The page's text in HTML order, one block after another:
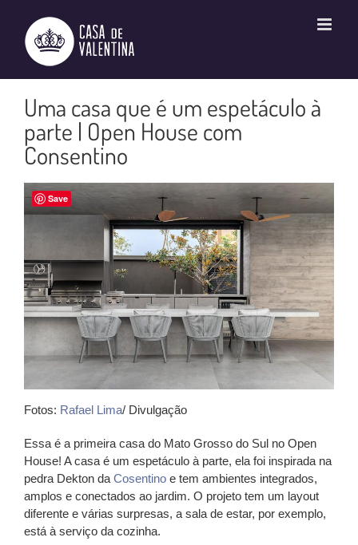
conteúdo
Uma casa que é um espetáculo à
parte | Open House com
Consentino
Fotos: Rafael Lima/ Divulgação
Essa é a primeira casa do Mato Grosso do Sul no Open
House! A casa é um espetáculo à parte, ela foi inspirada na
pedra Dekton da Cosentino e tem ambientes integrados,
amplos e conectados ao jardim. O projeto tem um layout
diferente e várias surpresas, a sala de estar, por exemplo,
está à serviço da cozinha.
Save